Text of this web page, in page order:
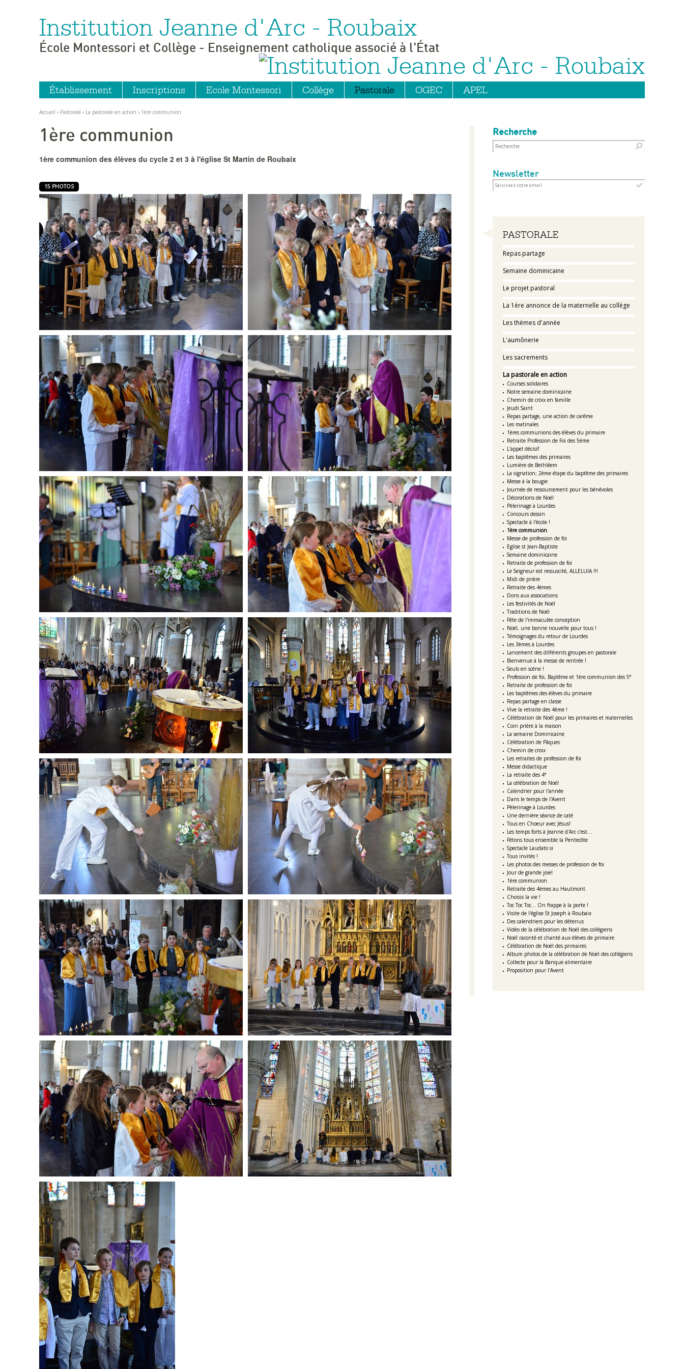
Aller
Aller
à
Outils
personnels
Institution Jeanne d'Arc - Roubaix
École Montessori et Collège - Enseignement catholique associé à l'État
Établissement Inscriptions Ecole Montessori Collège Pastorale OGEC APEL
Accueil › Pastorale › La pastorale en action › 1ère communion
Recherche
Newsletter
Navigation
PASTORALE
Repas partage
Semaine dominicaine
Le projet pastoral
La 1ère annonce de la maternelle au collège
Les thèmes d'année
L'aumônerie
Les sacrements
La pastorale en action
Courses solidaires
Notre semaine dominicaine
Chemin de croix en famille
Jeudi Saint
Repas partage, une action de carême
Les matinales
1ères communions des élèves du primaire
Retraite Profession de Foi des 5ème
L'appel décisif
Les baptêmes des primaires
Lumière de Bethléem
La signation; 2ème étape du baptême des primaires
Messe à la bougie
Journée de ressourcement pour les bénévoles
Décorations de Noël
Pèlerinage à Lourdes
Concours dessin
Spectacle à l'école !
1ère communion
Messe de profession de foi
Eglise st Jean-Baptiste
Semaine dominicaine
Retraite de profession de foi
Le Seigneur est ressuscité, ALLELUIA !!!
Midi de prière
Retraite des 4èmes
Dons aux associations
Les festivités de Noël
Traditions de Noël
Fête de l'immaculée conception
Noël, une bonne nouvelle pour tous !
Témoignages du retour de Lourdes
Les 3èmes à Lourdes
Lancement des différents groupes en pastorale
Bienvenue à la messe de rentrée !
Seuls en scène !
Profession de foi, Baptême et 1ère communion des 5°
Retraite de profession de foi
Les baptêmes des élèves du primaire
Repas partage en classe
Vive la retraite des 4ème !
Célébration de Noël pour les primaires et maternelles
Coin prière à la maison
La semaine Dominicaine
Célébration de Pâques
Chemin de croix
Les retraites de profession de foi
Messe didactique
La retraite des 4°
La célébration de Noël
Calendrier pour l'année
Dans le temps de l'Avent
Pèlerinage à Lourdes
Une dernière séance de caté
Tous en Choeur avec Jésus!
Les temps forts à Jeanne d'Arc c'est...
Fêtons tous ensemble la Pentecôte
Spectacle Laudato si
Tous invités !
Les photos des messes de profession de foi
Jour de grande joie!
1ère communion
Retraite des 4èmes au Hautmont
Choisis la vie !
Toc Toc Toc... On frappe à la porte !
Visite de l'église St Joseph à Roubaix
Des calendriers pour les détenus
Vidéo de la célébration de Noël des collégiens
Noël raconté et chanté aux élèves de primaire
Célébration de Noël des primaires
Album photos de la célébration de Noël des collégiens
Collecte pour la Banque alimentaire
Proposition pour l'Avent
1ère communion
1ère communion des élèves du cycle 2 et 3 à l'église St Martin de Roubaix
15 PHOTOS